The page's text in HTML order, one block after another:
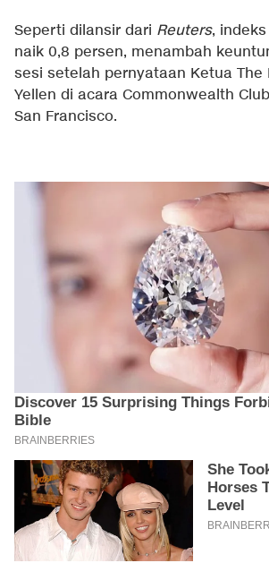
Seperti dilansir dari Reuters,
naik 0,8 persen, menambah
sesi setelah pernyataan Ketua The
Yellen di acara Commonwealth
San Francisco.